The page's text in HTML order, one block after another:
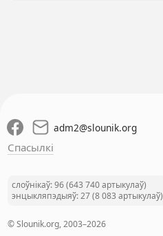
adm2@slounik.org
Спасылкі
слоўнікаў: 96 (643 740 артыкулаў)
энцыкляпэдыяў: 27 (8 083 артыкулаў)
© Slounik.org, 2003–2026